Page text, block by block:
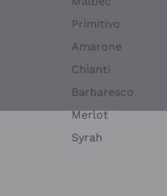
Primitivo
Amarone
Chianti
Barbaresco
Merlot
Syrah